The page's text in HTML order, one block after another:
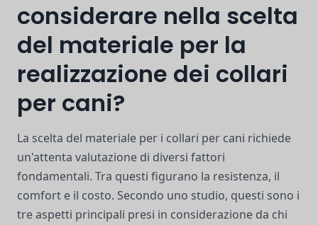
considerare nella scelta
del materiale per la
realizzazione dei collari
per cani?
La scelta del materiale per i collari per cani richiede
un'attenta valutazione di diversi fattori
fondamentali. Tra questi figurano la resistenza, il
comfort e il costo. Secondo uno studio, questi sono i
tre aspetti principali presi in considerazione da chi